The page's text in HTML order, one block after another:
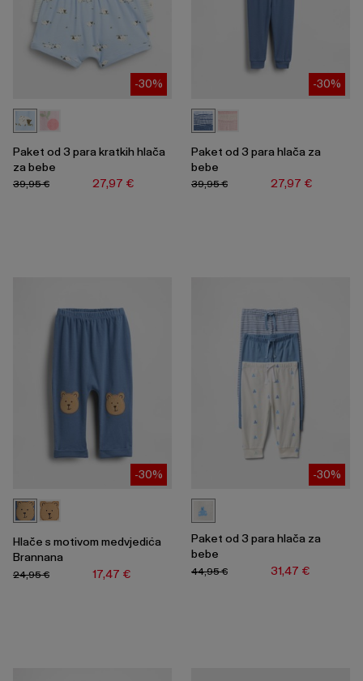
-30%
Paket od 3 para kratkih hlača
za bebe
27,97 €
39,95 €
-30%
Paket od 3 para hlača za
bebe
27,97 €
39,95 €
-30%
Hlače s motivom medvjedića
Brannana
17,47 €
24,95 €
-30%
Paket od 3 para hlača za
bebe
31,47 €
44,95 €